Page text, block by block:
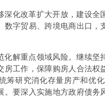
深化改革扩大开放，建设
数字贸易、跨境电商出口
化解重点领域风险。继续
房工作，保障购房人合法
筹研究消化存量房产和优
。要深入实施地方政府债